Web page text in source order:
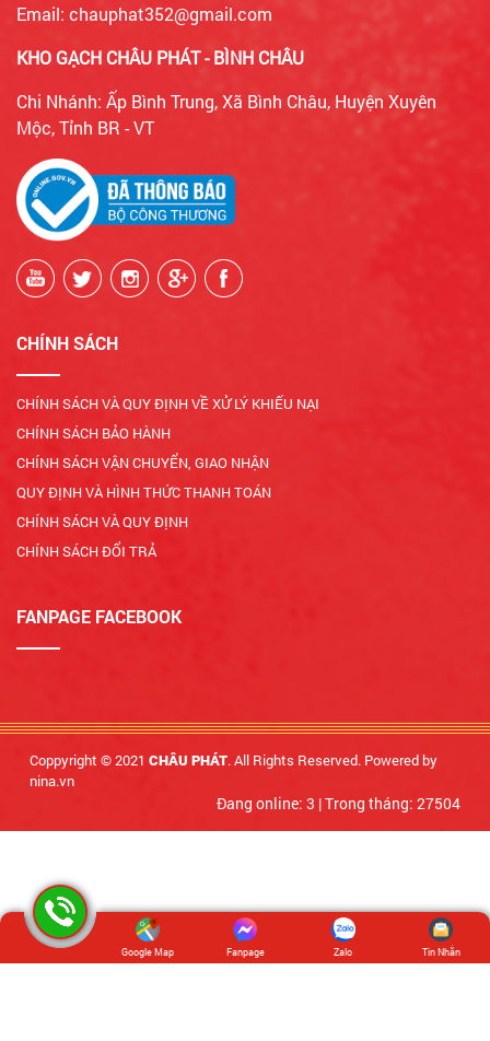
Email: chauphat352@gmail.com
KHO GẠCH CHÂU PHÁT - BÌNH CHÂU
Chi Nhánh: Ấp Bình Trung, Xã Bình Châu, Huyện Xuyên
Mộc, Tỉnh BR - VT
CHÍNH SÁCH
CHÍNH SÁCH VÀ QUY ĐỊNH VỀ XỬ LÝ KHIẾU NẠI
CHÍNH SÁCH BẢO HÀNH
CHÍNH SÁCH VẬN CHUYỂN, GIAO NHẬN
QUY ĐỊNH VÀ HÌNH THỨC THANH TOÁN
CHÍNH SÁCH VÀ QUY ĐỊNH
CHÍNH SÁCH ĐỔI TRẢ
FANPAGE FACEBOOK
Coppyright © 2021 CHÂU PHÁT. All Rights Reserved. Powered by
nina.vn
Đang online: 3 |Trong tháng: 27504
Google Map Fanpage Zalo Tin Nhắn